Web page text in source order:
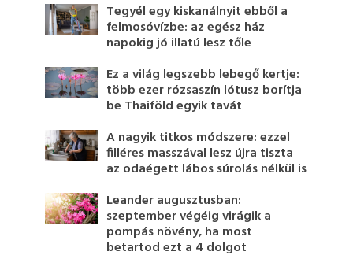
Tegyél egy kiskanálnyit ebből a
felmosóvízbe: az egész ház
napokig jó illatú lesz tőle
Ez a világ legszebb lebegő kertje:
több ezer rózsaszín lótusz borítja
be Thaiföld egyik tavát
A nagyik titkos módszere: ezzel
filléres masszával lesz újra tiszta
az odaégett lábos súrolás nélkül is
Leander augusztusban:
szeptember végéig virágik a
pompás növény, ha most
betartod ezt a 4 dolgot